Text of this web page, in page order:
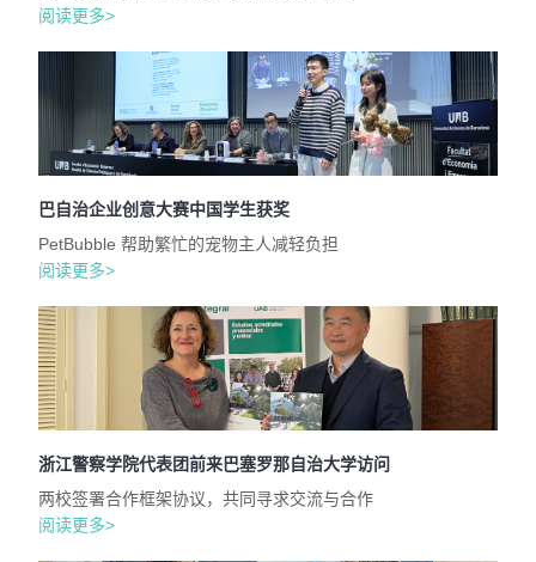
阅读更多>
巴自治企业创意大赛中国学生获奖
PetBubble 帮助繁忙的宠物主人减轻负担
阅读更多>
浙江警察学院代表团前来巴塞罗那自治大学访问
两校签署合作框架协议，共同寻求交流与合作
阅读更多>